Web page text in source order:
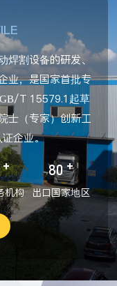
割设备的研发、
业，是国家首批专
T 15579.1起草
士（专家）创新工
证企业。
+
机构
80 +
出口国家地区